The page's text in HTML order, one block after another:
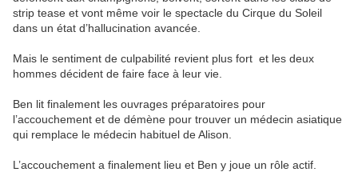
strip tease et vont même voir le spectacle du Cirque du Soleil
dans un état d’hallucination avancée.
Mais le sentiment de culpabilité revient plus fort et les deux
hommes décident de faire face à leur vie.
Ben lit finalement les ouvrages préparatoires pour
l’accouchement et de démène pour trouver un médecin asiatique
qui remplace le médecin habituel de Alison.
L’accouchement a finalement lieu et Ben y joue un rôle actif.